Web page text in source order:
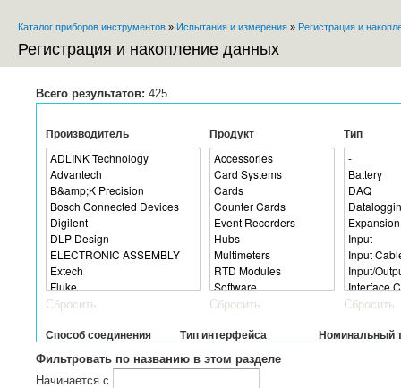
Вы здесь
Каталог приборов инструментов » Испытания и измерения » Регистрация и
Регистрация и накопление данных
Всего результатов: 425
Производитель
Сбросить
Продукт
Сбросить
Тип
Сбросить
Способ соединения Тип интерфейса Номинальный
Фильтровать по названию в этом разделе
Начинается с